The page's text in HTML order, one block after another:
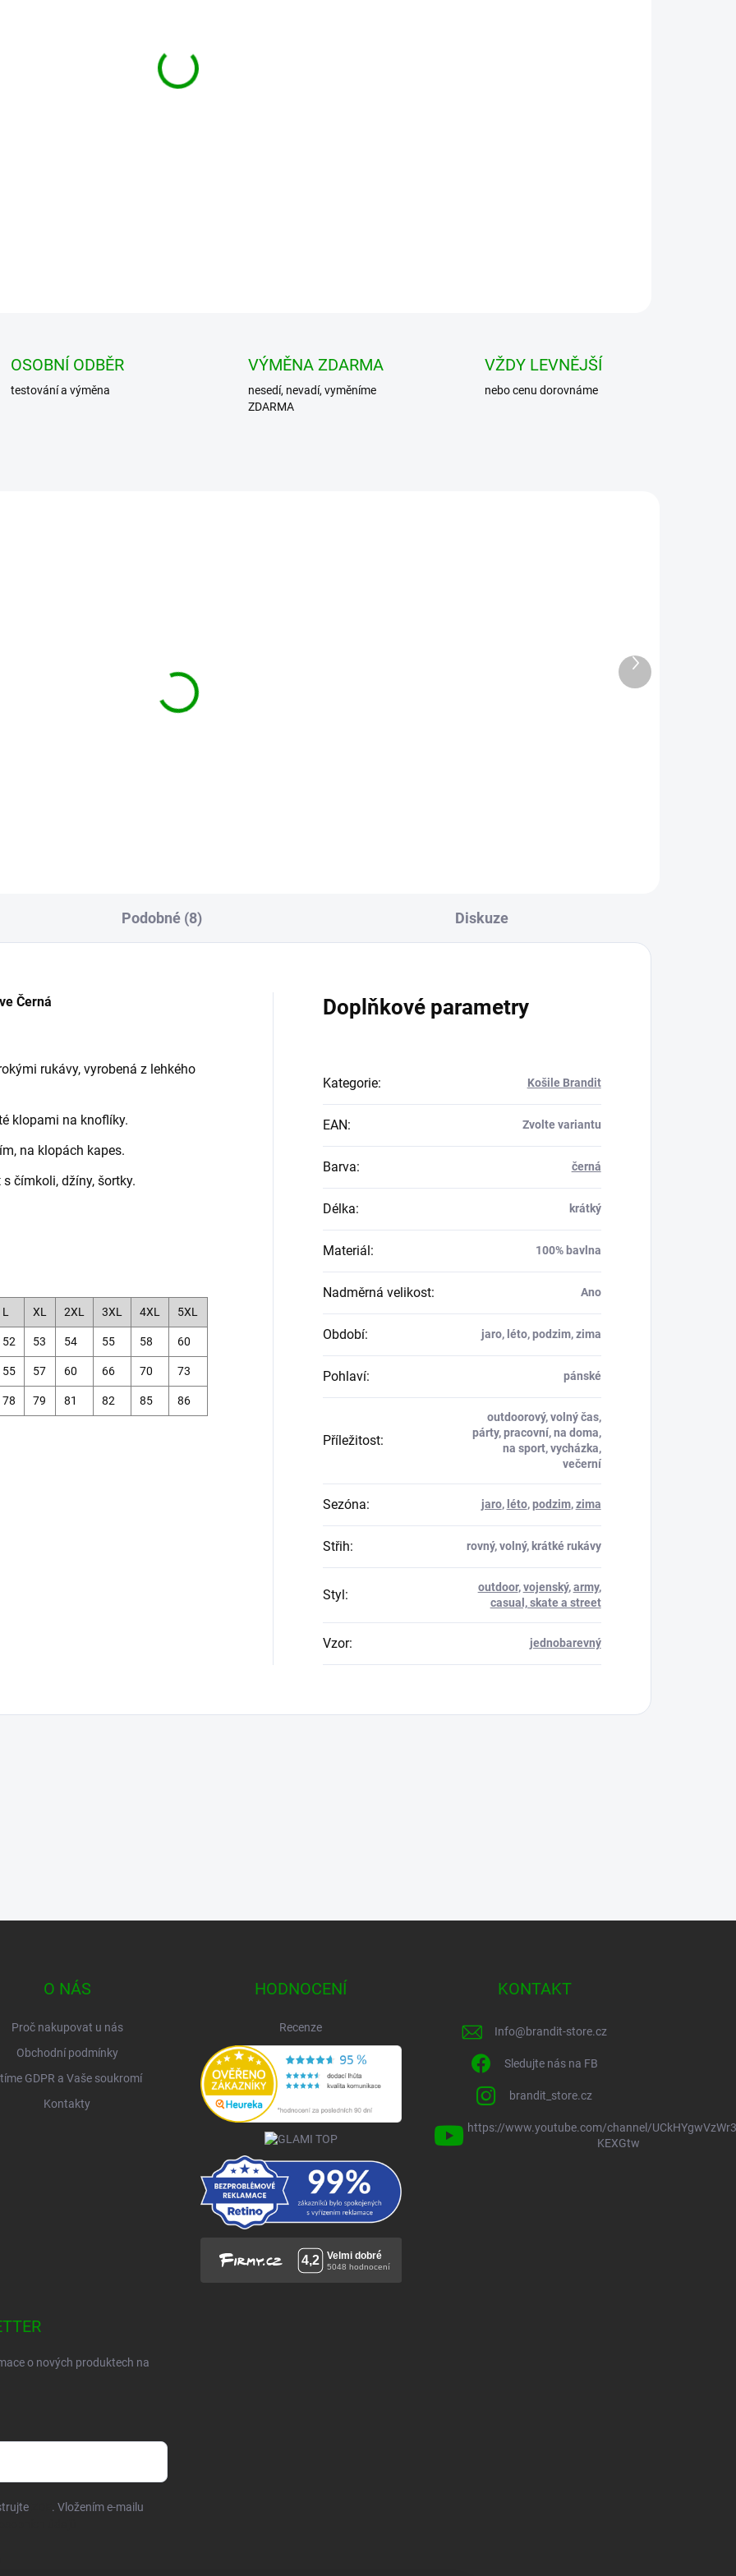
OSOBNÍ ODBĚR
testování a výměna
VÝMĚNA ZDARMA
nesedí, nevadí, vyměníme
ZDARMA
VŽDY LEVNĚJŠÍ
nebo cenu dorovnáme
Další
produkt
Podobné (8) Diskuze
Černá
rukávy, vyrobená z lehkého
klopami na knoflíky.
na klopách kapes.
čímkoli, džíny, šortky.
L XL 2XL 3XL 4XL 5XL
52 53 54 55 58 60
55 57 60 66 70 73
78 79 81 82 85 86
Doplňkové parametry
Kategorie: Košile Brandit
EAN: Zvolte variantu
Barva: černá
Délka: krátký
Materiál : 100% bavlna
Nadměrná velikost: Ano
Období: jaro, léto, podzim, zima
Pohlaví: pánské
Příležitost:
outdoorový, volný čas,
párty, pracovní, na doma,
na sport, vycházka,
večerní
Sezóna: jaro, léto,podzim,zima
Střih: rovný, volný, krátké rukávy
Styl : outdoor,vojenský,army,
casual, skate a street
Vzor: jednobarevný
O NÁS
Proč nakupovat u nás
Obchodní podmínky
GDPR a Vaše soukromí
Kontakty
HODNOCENÍ
Recenze
KONTAKT
Info@brandit-store.cz
Sledujte nás na FB
brandit_store.cz
https://www.youtube.com/channel/
KEXGtw
o nových produktech na
. Vložením e-mailu